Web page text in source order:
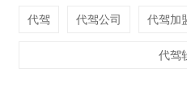
代驾 代驾公司 代驾加
代驾